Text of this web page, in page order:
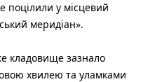
поцілили у місцевий
меридіан».
кладовище зазнало
хвилею та уламками